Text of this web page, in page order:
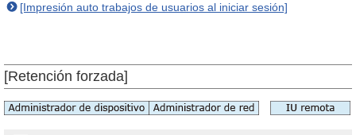
[Impresión auto trabajos de usuarios al iniciar sesión]
[Retención forzada]